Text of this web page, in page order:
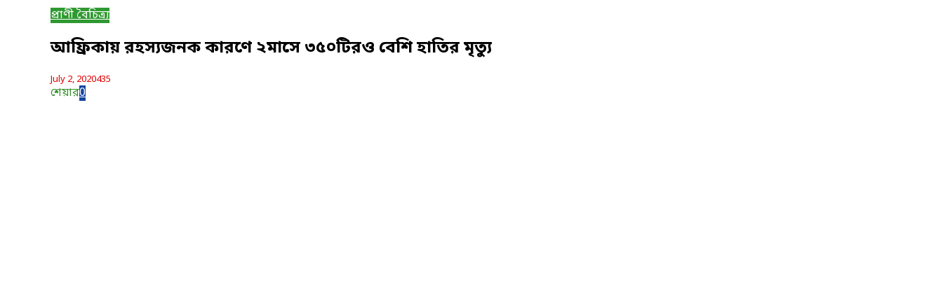
প্রাণী বৈচিত্র্য
আফ্রিকায় রহস্যজনক কারণে ২মাসে ৩৫০টিরও বেশি হাতির মৃত্যু
July 2, 2020435
শেয়ার0